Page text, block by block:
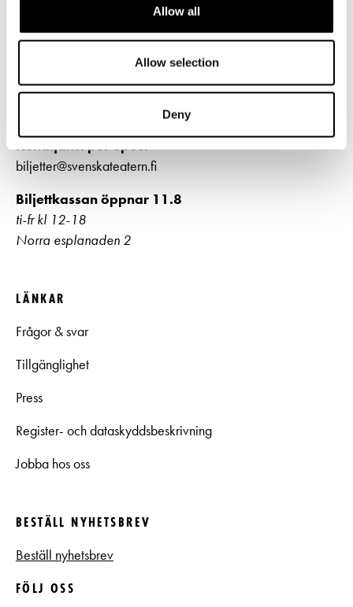
Allow all
Allow selection
Deny
BILJETTER
Kundtjänst per epost
biljetter@svenskateatern.fi
Biljettkassan öppnar 11.8
ti-fr kl 12-18
Norra esplanaden 2
LÄNKAR
Frågor & svar
Tillgänglighet
Press
Register- och dataskyddsbeskrivning
Jobba hos oss
BESTÄLL NYHETSBREV
Beställ nyhetsbrev
FÖLJ OSS